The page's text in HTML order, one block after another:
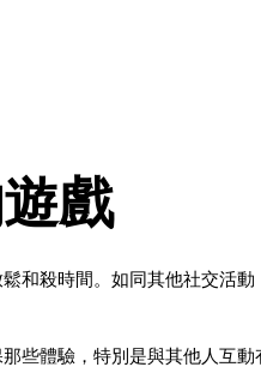
戲
和殺時間。如同其他社交活
些體驗，特別是與其他人互